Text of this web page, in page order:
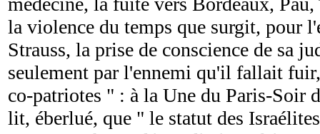
la violence du temps que surgit, pour
Strauss, la prise de conscience de sa
seulement par l'ennemi qu'il fallait
co-patriotes " : à la Une du Paris-Soir
lit, éberlué, que " le statut des